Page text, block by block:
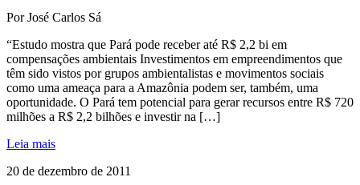
Por José Carlos Sá
“Estudo mostra que Pará pode receber até R$ 2,2 bi em
compensações ambientais Investimentos em empreendimentos que
têm sido vistos por grupos ambientalistas e movimentos sociais
como uma ameaça para a Amazônia podem ser, também, uma
oportunidade. O Pará tem potencial para gerar recursos entre R$ 720
milhões a R$ 2,2 bilhões e investir na […]
Leia mais
20 de dezembro de 2011